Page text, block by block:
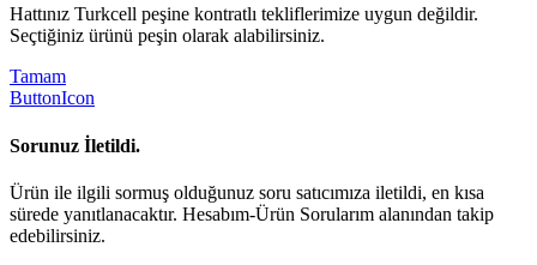
Hattınız Turkcell peşine kontratlı tekliflerimize uygun değildir.
Seçtiğiniz ürünü peşin olarak alabilirsiniz.
Tamam
ButtonIcon
Sorunuz İletildi.
Ürün ile ilgili sormuş olduğunuz soru satıcımıza iletildi, en kısa
sürede yanıtlanacaktır. Hesabım-Ürün Sorularım alanından takip
edebilirsiniz.